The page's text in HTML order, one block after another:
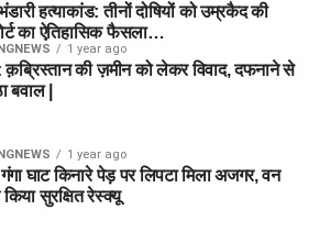
हत्याकांड: तीनों दोषियों को उम्रकैद की
का ऐतिहासिक फैसला…
1 year ago
क़ब्रिस्तान की ज़मीन को लेकर विवाद, दफनाने से
बवाल |
1 year ago
गंगा घाट किनारे पेड़ पर लिपटा मिला अजगर, वन
किया सुरक्षित रेस्क्यू